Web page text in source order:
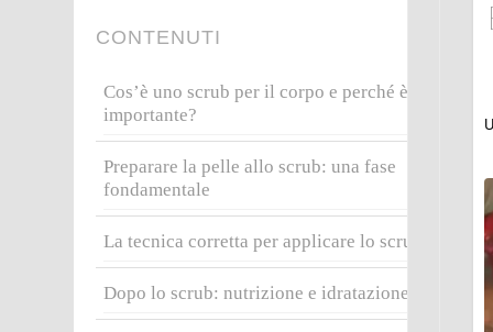
CONTENUTI
Cos’è uno scrub per il corpo e perché è
importante?
Preparare la pelle allo scrub: una fase
fondamentale
La tecnica corretta per applicare lo scrub
Dopo lo scrub: nutrizione e idratazione